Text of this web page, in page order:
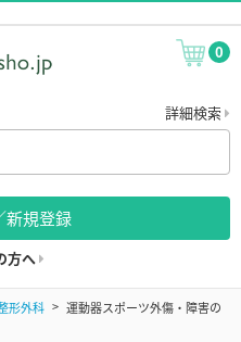
0
詳細検索
新規登録
方へ
形外科
運動器スポーツ外傷・障害の